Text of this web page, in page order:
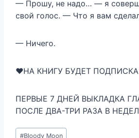
— Прошу, не надо… — я
свой голос. — Что я вам
— Ничего.
‍❤️‍НА КНИГУ БУДЕТ
ПЕРВЫЕ 7 ДНЕЙ ВЫКЛАДКА
ПОСЛЕ ДВА-ТРИ РАЗА В
Метки
#Bloody Moon